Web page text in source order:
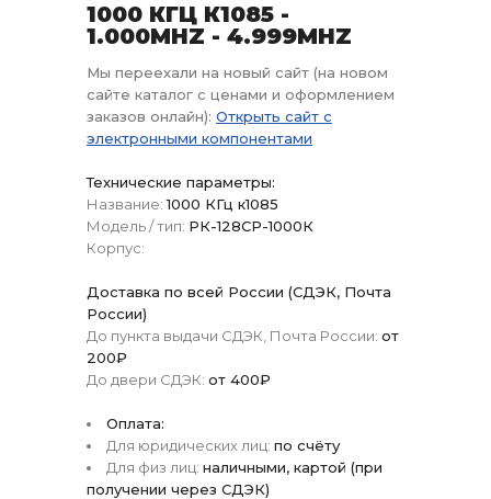
1000 КГЦ К1085 -
1.000MHZ - 4.999MHZ
Мы переехали на новый сайт (на новом
сайте каталог с ценами и оформлением
заказов онлайн): Открыть сайт с
электронными компонентами
Технические параметры:
Название: 1000 КГц к1085
Модель / тип: РК-128СР-1000К
Корпус:
Доставка по всей России (СДЭК, Почта
России)
До пункта выдачи СДЭК, Почта России: от
200₽
До двери СДЭК: от 400₽
Оплата:
Для юридических лиц: по счёту
Для физ лиц: наличными, картой (при
получении через СДЭК)